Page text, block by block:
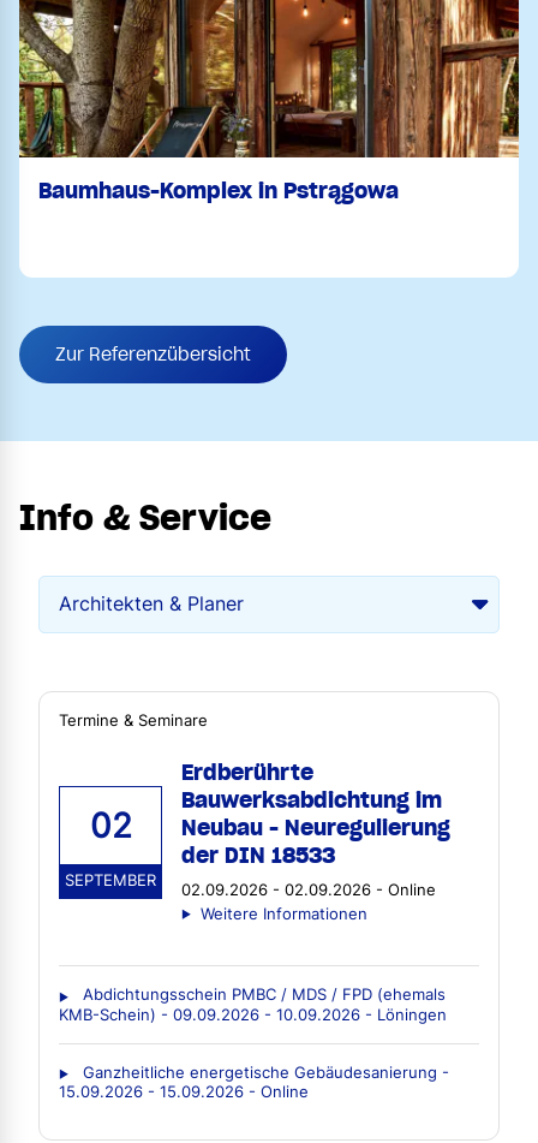
Baumhaus-Komplex in Pstrągowa
Zur Referenzübersicht
Info & Service
Termine & Seminare
02
SEPTEMBER
Erdberührte
Bauwerksabdichtung im
Neubau - Neuregulierung
der DIN 18533
02.09.2026 - 02.09.2026 - Online
Weitere Informationen
Abdichtungsschein PMBC / MDS / FPD (ehemals
KMB-Schein) - 09.09.2026 - 10.09.2026 - Löningen
Ganzheitliche energetische Gebäudesanierung -
15.09.2026 - 15.09.2026 - Online